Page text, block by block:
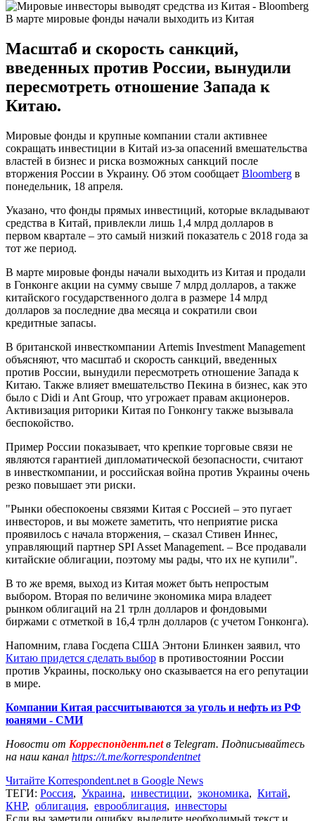
В марте мировые фонды начали выходить из Китая
Масштаб и скорость санкций,
введенных против России, вынудили
пересмотреть отношение Запада к
Китаю.
Мировые фонды и крупные компании стали активнее
сокращать инвестиции в Китай из-за опасений вмешательства
властей в бизнес и риска возможных санкций после
вторжения России в Украину. Об этом сообщает Bloomberg в
понедельник, 18 апреля.
Указано, что фонды прямых инвестиций, которые вкладывают
средства в Китай, привлекли лишь 1,4 млрд долларов в
первом квартале – это самый низкий показатель с 2018 года за
тот же период.
В марте мировые фонды начали выходить из Китая и продали
в Гонконге акции на сумму свыше 7 млрд долларов, а также
китайского государственного долга в размере 14 млрд
долларов за последние два месяца и сократили свои
кредитные запасы.
В британской инвесткомпании Artemis Investment Management
объясняют, что масштаб и скорость санкций, введенных
против России, вынудили пересмотреть отношение Запада к
Китаю. Также влияет вмешательство Пекина в бизнес, как это
было с Didi и Ant Group, что угрожает правам акционеров.
Активизация риторики Китая по Гонконгу также вызывала
беспокойство.
Пример России показывает, что крепкие торговые связи не
являются гарантией дипломатической безопасности, считают
в инвесткомпании, и российская война против Украины очень
резко повышает эти риски.
"Рынки обеспокоены связями Китая с Россией – это пугает
инвесторов, и вы можете заметить, что неприятие риска
проявилось с начала вторжения, – сказал Стивен Иннес,
управляющий партнер SPI Asset Management. – Все продавали
китайские облигации, поэтому мы рады, что их не купили".
В то же время, выход из Китая может быть непростым
выбором. Вторая по величине экономика мира владеет
рынком облигаций на 21 трлн долларов и фондовыми
биржами с отметкой в 16,4 трлн долларов (с учетом Гонконга).
Напомним, глава Госдепа США Энтони Блинкен заявил, что
Китаю придется сделать выбор в противостоянии России
против Украины, поскольку оно сказывается на его репутации
в мире.
Компании Китая рассчитываются за уголь и нефть из РФ
юанями - СМИ
Новости от Корреспондент.netв Telegram. Подписывайтесь
на наш канал https://t.me/korrespondentnet
Читайте Korrespondent.net в Google News
ТЕГИ: Россия, Украина, инвестиции, экономика, Китай,
КНР, облигация, еврооблигация, инвесторы
Если вы заметили ошибку, выделите необходимый текст и